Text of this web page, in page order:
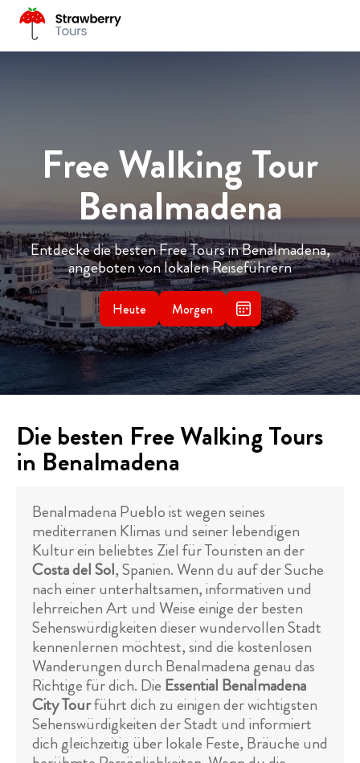
Free Walking Tour
Benalmadena
Entdecke die besten Free Tours in Benalmadena,
angeboten von lokalen Reiseführern
Heute Morgen
Die besten Free Walking Tours
in Benalmadena
Benalmadena Pueblo ist wegen seines
mediterranen Klimas und seiner lebendigen
Kultur ein beliebtes Ziel für Touristen an der
Costa del Sol, Spanien. Wenn du auf der Suche
nach einer unterhaltsamen, informativen und
lehrreichen Art und Weise einige der besten
Sehenswürdigkeiten dieser wundervollen Stadt
kennenlernen möchtest, sind die kostenlosen
Wanderungen durch Benalmadena genau das
Richtige für dich. Die Essential Benalmadena
City Tourführt dich zu einigen der wichtigsten
Sehenswürdigkeiten der Stadt und informiert
dich gleichzeitig über lokale Feste, Bräuche und